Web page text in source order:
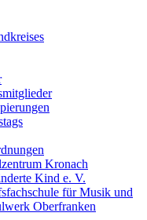
Kronach
Kind e. V.
für Musik und
Oberfranken